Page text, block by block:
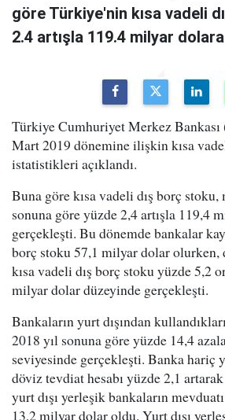
göre Türkiye'nin kısa vadeli
2.4 artışla 119.4 milyar
Türkiye Cumhuriyet Merkez
Mart 2019 dönemine ilişkin kısa
istatistikleri açıklandı.
Buna göre kısa vadeli dış borç stoku,
sonuna göre yüzde 2,4 artışla 119,4
gerçekleşti. Bu dönemde bankalar
borç stoku 57,1 milyar dolar
kısa vadeli dış borç stoku yüzde 5,2
milyar dolar düzeyinde gerçekleşti.
Bankaların yurt dışından
2018 yıl sonuna göre yüzde 14,4
seviyesinde gerçekleşti. Banka hariç
döviz tevdiat hesabı yüzde 2,1
yurt dışı yerleşik bankaların
13,2 milyar dolar oldu. Yurt dışı